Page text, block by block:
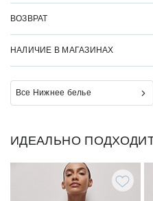
ВОЗВРАТ
НАЛИЧИЕ В МАГАЗИНАХ
Все Нижнее белье
ИДЕАЛЬНО